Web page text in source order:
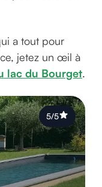
a tout pour
jetez un œil à
lac du Bourget.
5/5